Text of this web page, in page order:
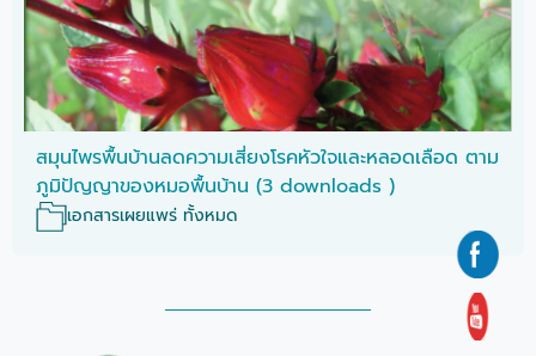
สมุนไพรพื้นบ้านลดความเสี่ยงโรคหัวใจและหลอดเลือด ตาม
ภูมิปัญญาของหมอพื้นบ้าน (3 downloads )
เอกสารเผยแพร่ ทั้งหมด